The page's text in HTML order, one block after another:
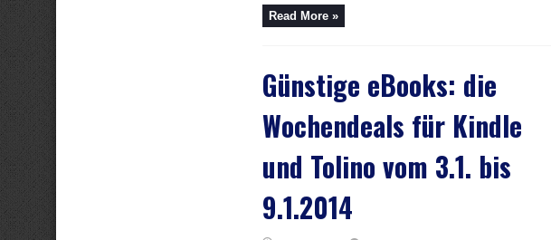
Read More »
Günstige eBooks: die
Wochendeals für Kindle
und Tolino vom 3.1. bis
9.1.2014